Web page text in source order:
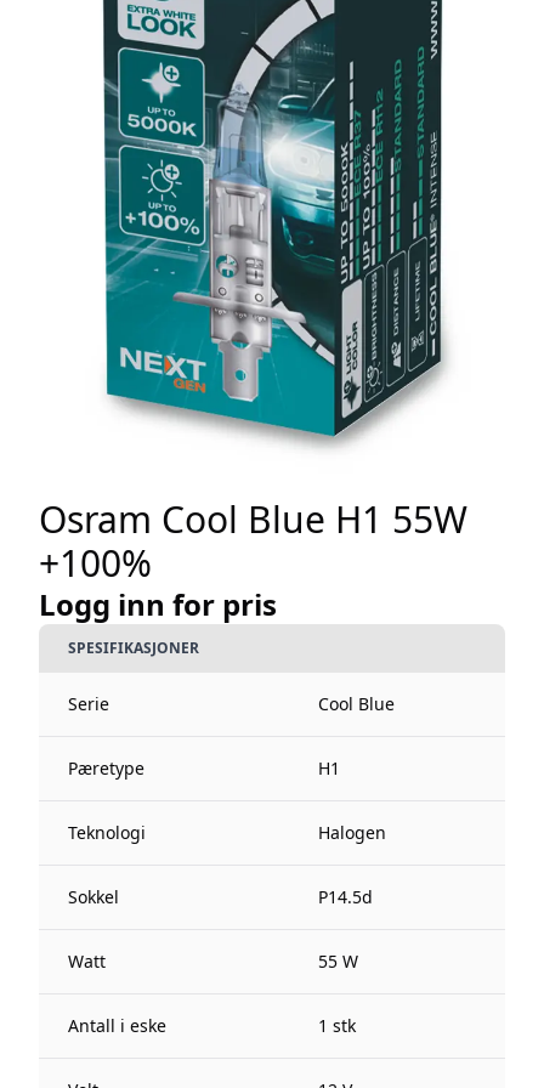
Osram Cool Blue H1 55W
+100%
Logg inn for pris
SPESIFIKASJONER
Serie Cool Blue
Pæretype H1
Teknologi Halogen
Sokkel P14.5d
Watt 55 W
Antall i eske 1 stk